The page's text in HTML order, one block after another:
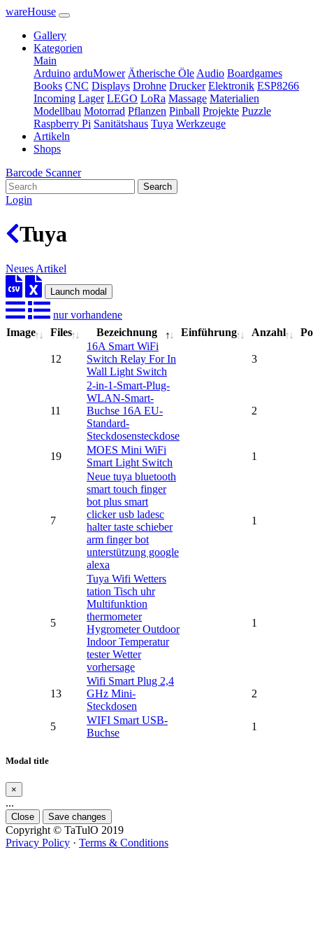
wareHouse
Gallery
Kategorien
Main
Arduino arduMower Ätherische Öle Audio Boardgames
Books CNC Displays Drohne Drucker Elektronik ESP8266
Incoming Lager LEGO LoRa Massage Materialien
Modellbau Motorrad Pflanzen Pinball Projekte Puzzle
Raspberry Pi Sanitätshaus Tuya Werkzeuge
Artikeln
Shops
Barcode Scanner
Search
Login
Tuya
Neues Artikel
Launch modal
nur vorhandene
Image
Files Bezeichnung Einführung Anzahl
12
16A Smart WiFi
Switch Relay For In
Wall Light Switch
3
11
2-in-1-Smart-Plug-
WLAN-Smart-
Buchse 16A EU-
Standard-
Steckdosensteckdose
2
19
MOES Mini WiFi
Smart Light Switch
1
7
Neue tuya bluetooth
smart touch finger
bot plus smart
clicker usb ladesc
halter taste schieber
arm finger bot
unterstützung google
alexa
1
5
Tuya Wifi Wetters
tation Tisch uhr
Multifunktion
thermometer
Hygrometer Outdoor
Indoor Temperatur
tester Wetter
vorhersage
1
13
Wifi Smart Plug 2,4
GHz Mini-
Steckdosen
2
5
WIFI Smart USB-
Buchse
1
Modal title
×
...
Close Save changes
Copyright © TaTulO 2019
Privacy Policy · Terms & Conditions